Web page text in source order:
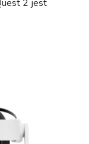
2 jest